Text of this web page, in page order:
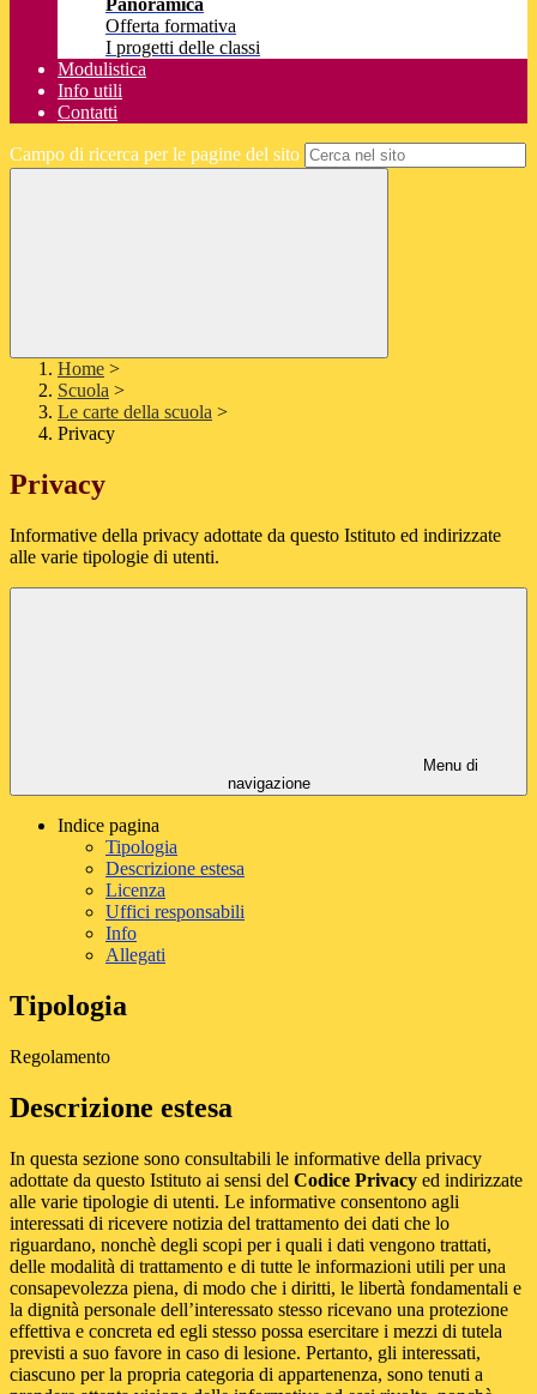
Panoramica
Offerta formativa
I progetti delle classi
Modulistica
Info utili
Contatti
Campo di ricerca per le pagine del sito
Home >
Scuola >
Le carte della scuola >
Privacy
Privacy
Informative della privacy adottate da questo Istituto ed indirizzate
alle varie tipologie di utenti.
Menu di
navigazione
Indice pagina
Tipologia
Descrizione estesa
Licenza
Uffici responsabili
Info
Allegati
Tipologia
Regolamento
Descrizione estesa
In questa sezione sono consultabili le informative della privacy
adottate da questo Istituto ai sensi del Codice Privacy ed indirizzate
alle varie tipologie di utenti. Le informative consentono agli
interessati di ricevere notizia del trattamento dei dati che lo
riguardano, nonchè degli scopi per i quali i dati vengono trattati,
delle modalità di trattamento e di tutte le informazioni utili per una
consapevolezza piena, di modo che i diritti, le libertà fondamentali e
la dignità personale dell’interessato stesso ricevano una protezione
effettiva e concreta ed egli stesso possa esercitare i mezzi di tutela
previsti a suo favore in caso di lesione. Pertanto, gli interessati,
ciascuno per la propria categoria di appartenenza, sono tenuti a